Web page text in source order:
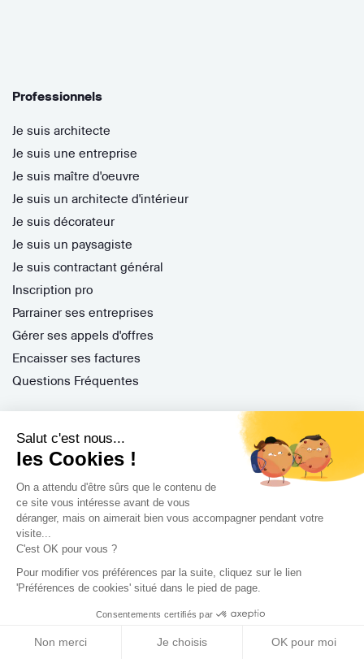
Salut c'est nous...
les Cookies !
On a attendu d'être sûrs que le contenu de
ce site vous intéresse avant de vous
déranger, mais on aimerait bien vous accompagner pendant votre
visite...
C'est OK pour vous ?
Pour modifier vos préférences par la suite, cliquez sur le lien
'Préférences de cookies' situé dans le pied de page.
Consentements certifiés par
Non merci Je choisis OK pour moi
Professionnels
Je suis architecte
Je suis une entreprise
Je suis maître d'oeuvre
Je suis un architecte d'intérieur
Je suis décorateur
Je suis un paysagiste
Je suis contractant général
Inscription pro
Parrainer ses entreprises
Gérer ses appels d'offres
Encaisser ses factures
Questions Fréquentes
Nos services
Trouver un architecte selon votre type de travaux
Trouver un architecte dans votre ville
Trouver de l'inspiration